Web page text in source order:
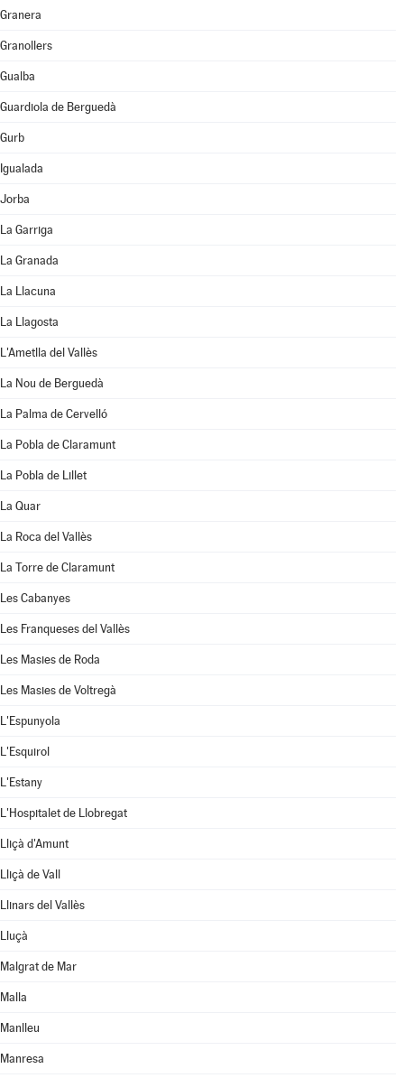
Granera
Granollers
Gualba
Guardiola de Berguedà
Gurb
Igualada
Jorba
La Garriga
La Granada
La Llacuna
La Llagosta
L'Ametlla del Vallès
La Nou de Berguedà
La Palma de Cervelló
La Pobla de Claramunt
La Pobla de Lillet
La Quar
La Roca del Vallès
La Torre de Claramunt
Les Cabanyes
Les Franqueses del Vallès
Les Masies de Roda
Les Masies de Voltregà
L'Espunyola
L'Esquirol
L'Estany
L'Hospitalet de Llobregat
Lliçà d'Amunt
Lliçà de Vall
Llinars del Vallès
Lluçà
Malgrat de Mar
Malla
Manlleu
Manresa